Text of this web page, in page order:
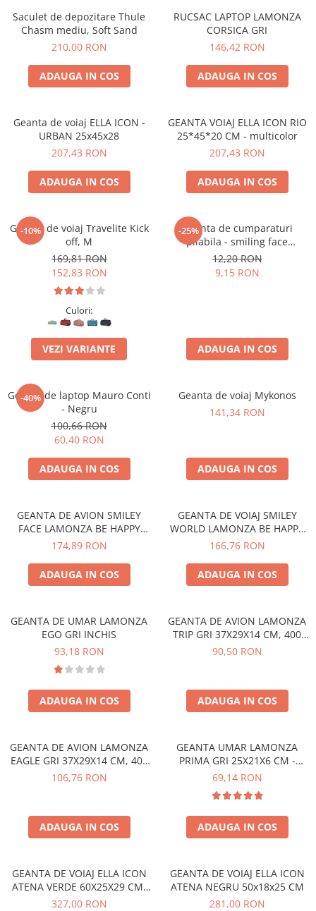
Huse troler
Business Travel
Borsete
Resigilate
Saculet de depozitare Thule
Chasm mediu, Soft Sand
210,00 RON
ADAUGA IN COS
RUCSAC LAPTOP LAMONZA
CORSICA GRI
146,42 RON
ADAUGA IN COS
Geanta de voiaj ELLA ICON -
URBAN 25x45x28
207,43 RON
ADAUGA IN COS
GEANTA VOIAJ ELLA ICON RIO
25*45*20 CM - multicolor
207,43 RON
ADAUGA IN COS
-10%
Geanta de voiaj Travelite Kick
off, M
169,81 RON
152,83 RON
Culori:
VEZI VARIANTE
-25%
Geanta de cumparaturi
pliabila - smiling face
(ochelari)
12,20 RON
9,15 RON
ADAUGA IN COS
-40%
Geanta de laptop Mauro Conti
- Negru
100,66 RON
60,40 RON
ADAUGA IN COS
Geanta de voiaj Mykonos
141,34 RON
ADAUGA IN COS
GEANTA DE AVION SMILEY
FACE LAMONZA BE HAPPY
36X29X14 CM
174,89 RON
ADAUGA IN COS
GEANTA DE VOIAJ SMILEY
WORLD LAMONZA BE HAPPY
48X28X21 CM
166,76 RON
ADAUGA IN COS
GEANTA DE UMAR LAMONZA
EGO GRI INCHIS
93,18 RON
ADAUGA IN COS
GEANTA DE AVION LAMONZA
TRIP GRI 37X29X14 CM, 400
GR
90,50 RON
ADAUGA IN COS
GEANTA DE AVION LAMONZA
EAGLE GRI 37X29X14 CM, 400
GR
106,76 RON
ADAUGA IN COS
GEANTA UMAR LAMONZA
PRIMA GRI 25X21X6 CM -
bretea ajustabila 130 cm
69,14 RON
ADAUGA IN COS
GEANTA DE VOIAJ ELLA ICON
ATENA VERDE 60X25X29 CM,
NEW
327,00 RON
GEANTA DE VOIAJ ELLA ICON
ATENA NEGRU 50x18x25 CM
281,00 RON